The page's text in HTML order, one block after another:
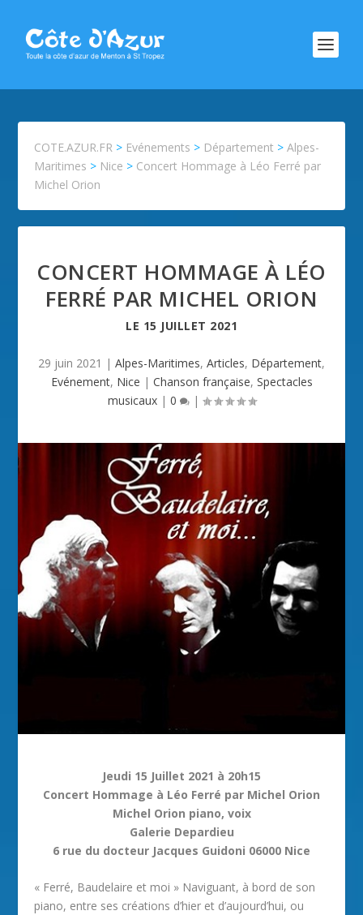
COTE.AZUR.FR > Evénements > Département >Alpes-
Maritimes > Nice > Concert Hommage à Léo Ferré par
Michel Orion
CONCERT HOMMAGE À LÉO
FERRÉ PAR MICHEL ORION
LE 15 JUILLET 2021
29 juin 2021 | Alpes-Maritimes, Articles, Département,
Evénement, Nice | Chanson française, Spectacles
musicaux| 0 |
Jeudi 15 Juillet 2021 à 20h15
Concert Hommage à Léo Ferré par Michel Orion
Michel Orion piano, voix
Galerie Depardieu
6 rue du docteur Jacques Guidoni 06000 Nice
« Ferré, Baudelaire et moi » Naviguant, à bord de son
piano, entre ses créations d’hier et d’aujourd’hui, ou